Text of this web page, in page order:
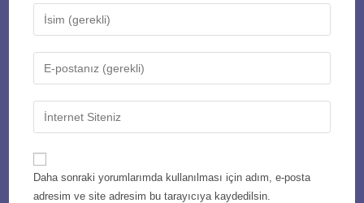
Enter
your
name
comment
Enter
your
email
address
comment
Enter
your
website
URL
(optional)
Daha sonraki yorumlarımda kullanılması için adım, e-posta
adresim ve site adresim bu tarayıcıya kaydedilsin.